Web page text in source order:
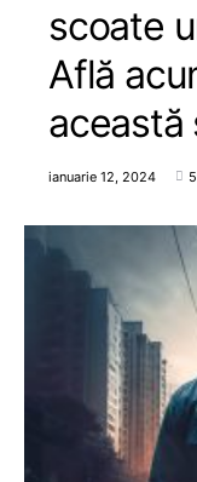
scoate
Află
această
ianuarie 12, 2024